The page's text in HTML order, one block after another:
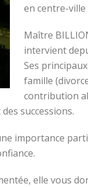
en centre-ville
Maître
intervient
Ses
famille
contribution
successions.
importance
elle vous